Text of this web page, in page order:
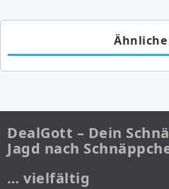
Ähnliche
DealGott – Dein
Jagd nach
… vielfältig